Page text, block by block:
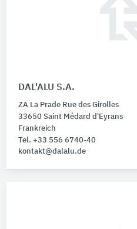
DAL'ALU S.A.
ZA La Prade Rue des Girolles
33650 Saint Médard d'Eyrans
Frankreich
Tel. +33 556 6740-40
kontakt@dalalu.de